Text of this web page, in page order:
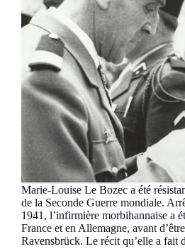
Marie-Louise Le Bozec a été
de la Seconde Guerre mondiale.
1941, l’infirmière morbihannaise a
France et en Allemagne, avant
Ravensbrück. Le récit qu’elle a fait